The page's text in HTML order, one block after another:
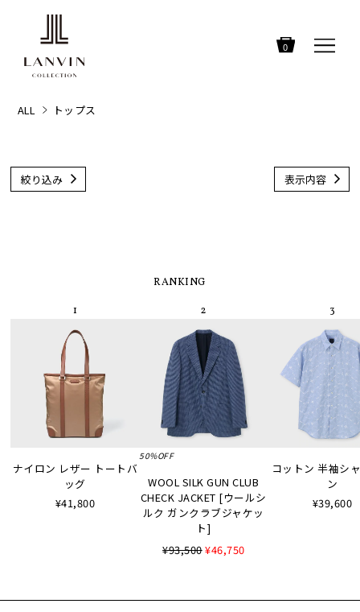
0
ALL トップス
絞り込み 表示内容
RANKING
ナイロン レザー トートバ
ッグ
¥41,800
50%OFF
WOOL SILK GUN CLUB
CHECK JACKET [ウールシ
ルク ガンクラブジャケッ
ト]
¥93,500¥46,750
コットン 半袖シ
ン
¥39,600